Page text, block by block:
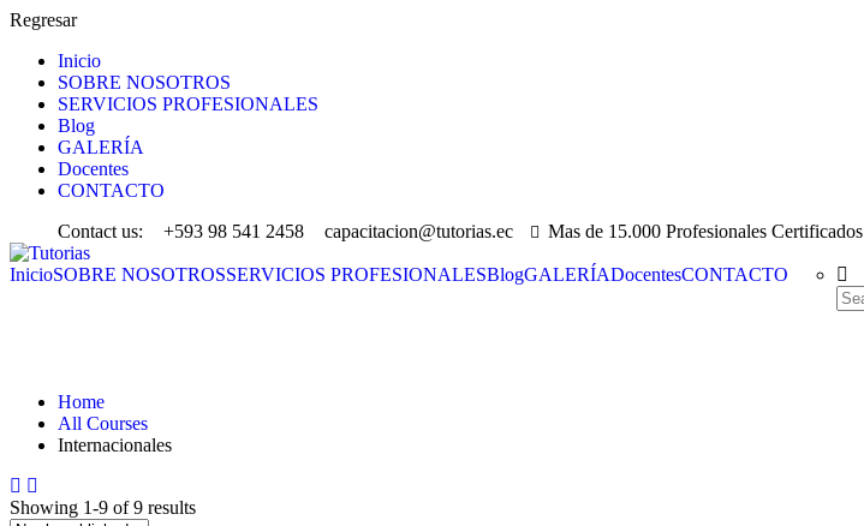
Regresar
Inicio
SOBRE NOSOTROS
SERVICIOS PROFESIONALES
Blog
GALERÍA
Docentes
CONTACTO
Contact us:
+593 98 541 2458 capacitacion@tutorias.ec Mas de 15.000 Profesionales Certificados
InicioSOBRE NOSOTROSSERVICIOS PROFESIONALESBlogGALERÍADocentesCONTACTO
Home
All Courses
Internacionales
Showing 1-9 of 9 results